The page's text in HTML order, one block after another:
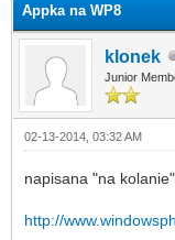
Appka na WP8
klonek
Junior
02-13-2014, 03:32 AM
napisana "na
http://